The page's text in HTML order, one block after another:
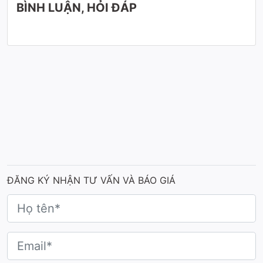
Cúp nghệ thuật WE IN ME - giải thưởng nghệ
Chất liệu: Cúp được làm toàn bộ từ chất liệu hợp
được tiếp nhận dưới vô vàn khía cạnh khác nhau,
tạo nên sự đa dạng của nghệ thuật nhưng không
nhân.
công nghệ nano, đảm bảo bền màu với thời gian,
BÌNH LUẬN, HỎI ĐÁP
ĐĂNG KÝ NHẬN TƯ VẤN VÀ BÁO GIÁ